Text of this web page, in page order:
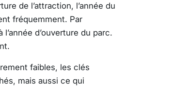
de l’attraction, l’année du
fréquemment. Par
d’ouverture du parc.
faibles, les clés
mais aussi ce qui